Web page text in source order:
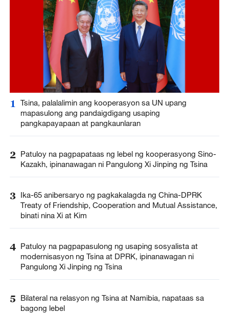
1
Tsina, palalalimin ang kooperasyon sa UN upang
mapasulong ang pandaigdigang usaping
pangkapayapaan at pangkaunlaran
2 Patuloy na pagpapataas ng lebel ng kooperasyong Sino-
Kazakh, ipinanawagan ni Pangulong Xi Jinping ng Tsina
3 Ika-65 anibersaryo ng pagkakalagda ng China-DPRK
Treaty of Friendship, Cooperation and Mutual Assistance,
binati nina Xi at Kim
4 Patuloy na pagpapasulong ng usaping sosyalista at
modernisasyon ng Tsina at DPRK, ipinanawagan ni
Pangulong Xi Jinping ng Tsina
5
Bilateral na relasyon ng Tsina at Namibia, napataas sa
bagong lebel